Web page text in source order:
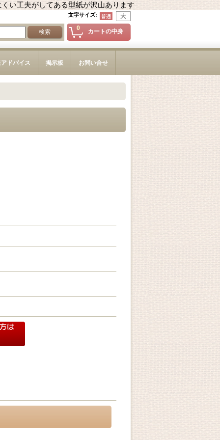
い工夫がしてある型紙が沢山あります
文字サイズ:
0 カートの中身
ドバイス 掲示板 お問い合せ